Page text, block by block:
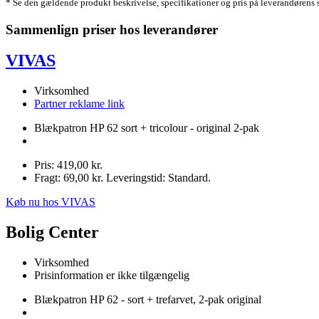
* Se den gældende produkt beskrivelse, specifikationer og pris på leverandørens
Sammenlign priser hos leverandører
VIVAS
Virksomhed
Partner reklame link
Blækpatron HP 62 sort + tricolour - original 2-pak
Pris: 419,00 kr.
Fragt: 69,00 kr. Leveringstid: Standard.
Køb nu hos VIVAS
Bolig Center
Virksomhed
Prisinformation er ikke tilgængelig
Blækpatron HP 62 - sort + trefarvet, 2-pak original